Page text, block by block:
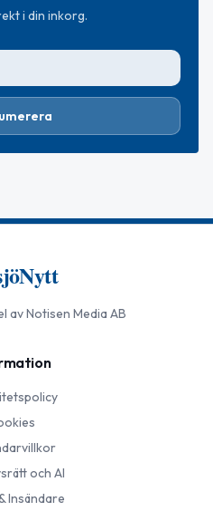
i din inkorg.
av Notisen Media AB
och AI
Insändare